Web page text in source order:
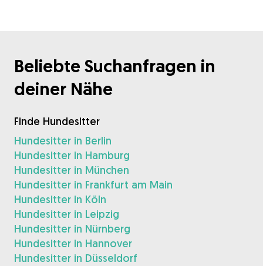
Beliebte Suchanfragen in
deiner Nähe
Finde Hundesitter
Hundesitter in Berlin
Hundesitter in Hamburg
Hundesitter in München
Hundesitter in Frankfurt am Main
Hundesitter in Köln
Hundesitter in Leipzig
Hundesitter in Nürnberg
Hundesitter in Hannover
Hundesitter in Düsseldorf